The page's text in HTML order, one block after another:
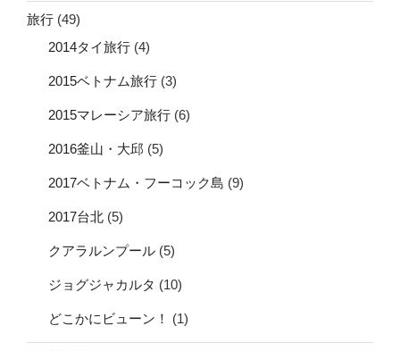
旅行 (49)
2014タイ旅行 (4)
2015ベトナム旅行 (3)
2015マレーシア旅行 (6)
2016釜山・大邱 (5)
2017ベトナム・フーコック島 (9)
2017台北 (5)
クアラルンプール (5)
ジョグジャカルタ (10)
どこかにビューン！ (1)